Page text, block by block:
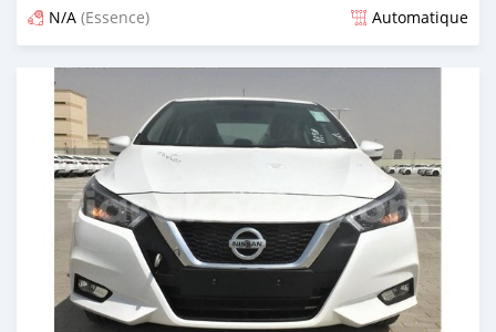
N/A (Essence) Automatique
Publié il y a presque 6 ans